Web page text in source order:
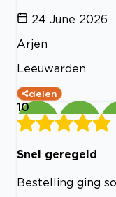
24 June 2026
Arjen
Leeuwarden
delen
10
Snel geregeld
Bestelling ging